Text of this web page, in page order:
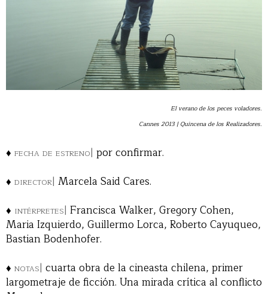
El verano de los peces voladores.
Cannes 2013 | Quincena de los Realizadores.
♦ fecha de estreno| por confirmar.
♦ director| Marcela Said Cares.
♦ intérpretes| Francisca Walker, Gregory Cohen,
Maria Izquierdo, Guillermo Lorca, Roberto Cayuqueo,
Bastian Bodenhofer.
♦ notas| cuarta obra de la cineasta chilena, primer
largometraje de ficción. Una mirada crítica al conflicto